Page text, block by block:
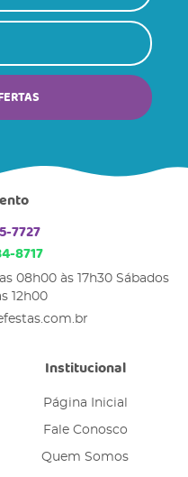
7727
8717
08h00 às 17h30 Sábados
12h00
Institucional
Página Inicial
Fale Conosco
Quem Somos